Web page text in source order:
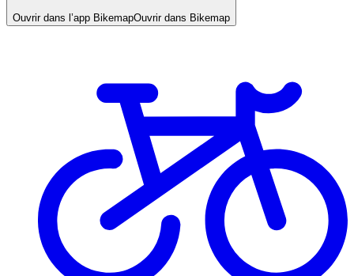
Ouvrir dans l’app BikemapOuvrir dans Bikemap